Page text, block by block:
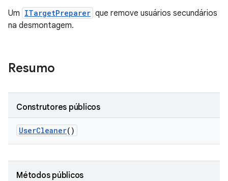
Um ITargetPreparer que remove usuários secundários
na desmontagem.
Resumo
Construtores públicos
UserCleaner()
Métodos públicos